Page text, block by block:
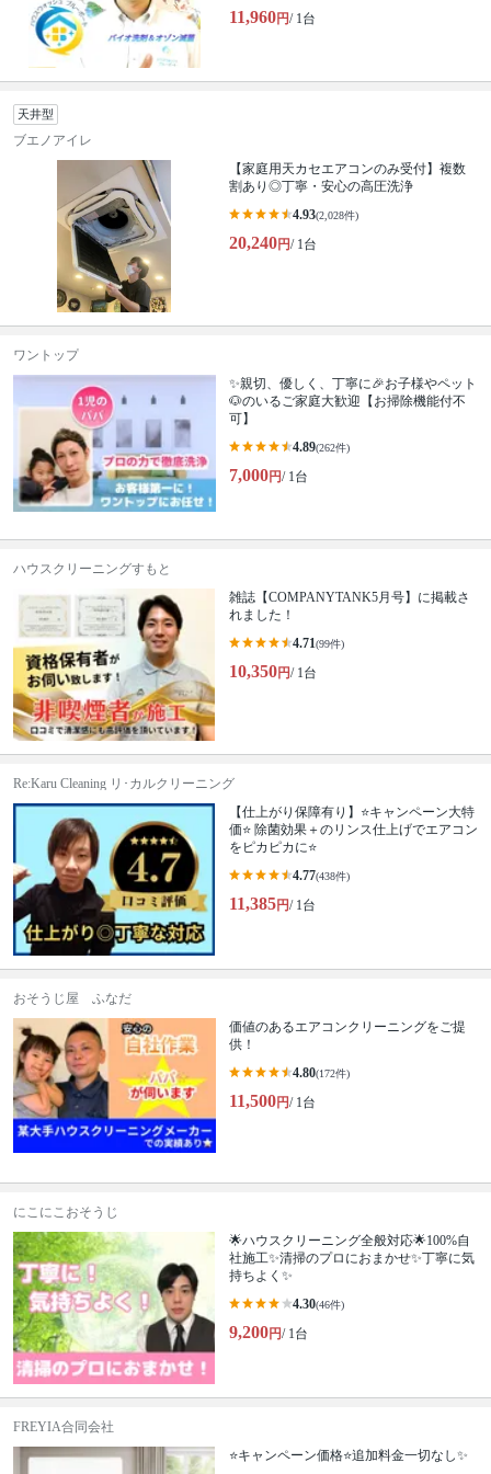
11,960円/ 1台
天井型
ブエノアイレ
【家庭用天カセエアコンのみ受付】複数
割あり◎丁寧・安心の高圧洗浄
4.93(2,028件)
20,240円/ 1台
ワントップ
✨親切、優しく、丁寧に🎉お子様やペット
🐶のいるご家庭大歓迎【お掃除機能付不
可】
4.89(262件)
7,000円/ 1台
ハウスクリーニングすもと
雑誌【COMPANYTANK5月号】に掲載さ
れました！
4.71(99件)
10,350円/ 1台
Re:Karu Cleaning リ･カルクリーニング
【仕上がり保障有り】⭐キャンペーン大特
価⭐ 除菌効果＋のリンス仕上げでエアコン
をピカピカに⭐
4.77(438件)
11,385円/ 1台
おそうじ屋 ふなだ
価値のあるエアコンクリーニングをご提
供！
4.80(172件)
11,500円/ 1台
にこにこおそうじ
🌟ハウスクリーニング全般対応🌟100%自
社施工✨清掃のプロにおまかせ✨丁寧に気
持ちよく✨
4.30(46件)
9,200円/ 1台
FREYIA合同会社
⭐キャンペーン価格⭐追加料金一切なし✨